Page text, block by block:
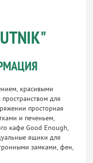
красивыми
для
просторная
и печеньем,
кафе Good Enough,
ящики для
замками, фен,